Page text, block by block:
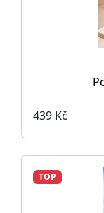
439 Kč
TOP